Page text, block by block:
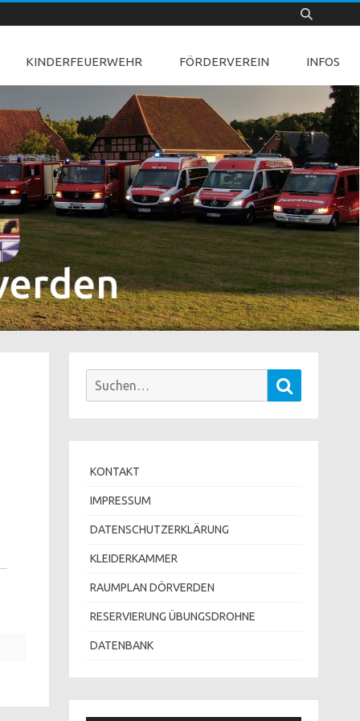
KINDERFEUERWEHR FÖRDERVEREIN INFOS
Suchen
KONTAKT
IMPRESSUM
DATENSCHUTZERKLÄRUNG
KLEIDERKAMMER
RAUMPLAN DÖRVERDEN
RESERVIERUNG ÜBUNGSDROHNE
DATENBANK